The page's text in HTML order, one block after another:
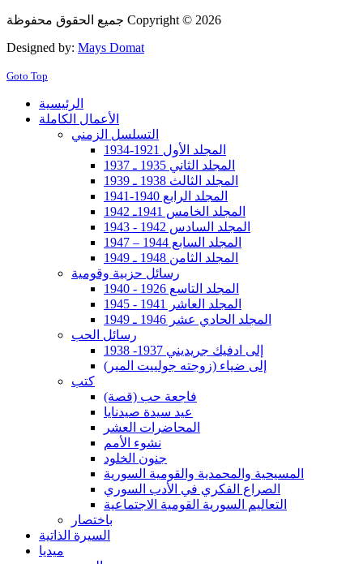
جميع الحقوق محفوظة Copyright © 2026
Designed by: Mays Domat
Goto Top
الرئيسية
الأعمال الكاملة
التسلسل الزمني
المجلد الأول 1921-1934
المجلد الثاني 1935 ـ 1937
المجلد الثالث 1938 ـ 1939
المجلد الرابع 1940-1941
المجلد الخامس 1941ـ 1942
المجلد السادس 1942 - 1943
المجلد السابع 1944 – 1947
المجلد الثامن 1948 ـ 1949
رسائل حزبية وقومية
المجلد التاسع 1926 - 1940
المجلد العاشر 1941 - 1945
المجلد الحادي عشر 1946 ـ 1949
رسائل الحب
إلى ادفيك جريديني 1937- 1938
إلى ضياء (زوجته جولييت المير)
كتب
فاجعة حب (قصة)
عيد سيدة صيدنايا
المحاضرات العشر
نشوء الأمم
جنون الخلود
المسيحية والمحمدية والقومية السورية
الصراع الفكري في الأدب السوري
التعاليم السورية القومية الاجتماعية
باختصار
السيرة الذاتية
ميديا